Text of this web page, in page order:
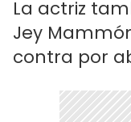
La actriz
Jey
contra por